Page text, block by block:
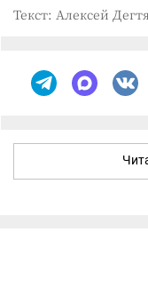
Текст: Алексей